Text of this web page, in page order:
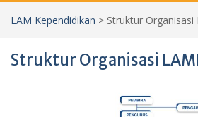
LAM Kependidikan > Struktur Organisasi
Struktur Organisasi